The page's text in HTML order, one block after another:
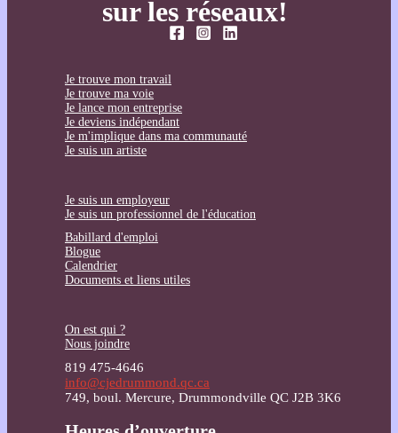
sur les réseaux!
Je trouve mon travail
Je trouve ma voie
Je lance mon entreprise
Je deviens indépendant
Je m'implique dans ma communauté
Je suis un artiste
Je suis un employeur
Je suis un professionnel de l'éducation
Babillard d'emploi
Blogue
Calendrier
Documents et liens utiles
On est qui ?
Nous joindre
819 475-4646
info@cjedrummond.qc.ca
749, boul. Mercure, Drummondville QC J2B 3K6